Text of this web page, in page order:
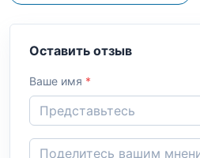
Оставить отзыв
Ваше имя *